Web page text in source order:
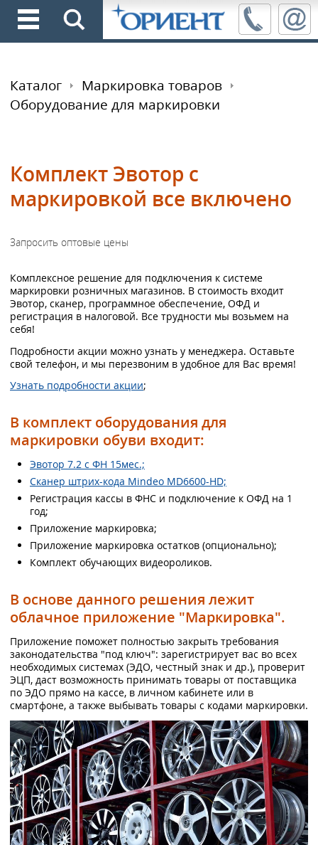
Каталог
Маркировка товаров
Оборудование для маркировки
Комплект Эвотор с
маркировкой все включено
Комплексное решение для подключения к системе
маркировки розничных магазинов. В стоимость входит
Эвотор, сканер, программное обеспечение, ОФД и
регистрация в налоговой. Все трудности мы возьмем на
себя!
Подробности акции можно узнать у менеджера. Оставьте
свой телефон, и мы перезвоним в удобное для Вас время!
Узнать подробности акции;
В комплект оборудования для
маркировки обуви входит:
Эвотор 7.2 с ФН 15мес.;
Сканер штрих-кода Mindeo MD6600-HD;
Регистрация кассы в ФНС и подключение к ОФД на 1
год;
Приложение маркировка;
Приложение маркировка остатков (опционально);
Комплект обучающих видеороликов.
В основе данного решения лежит
облачное приложение "Маркировка".
Приложение поможет полностью закрыть требования
законодательства "под ключ": зарегистрирует вас во всех
необходимых системах (ЭДО, честный знак и др.), проверит
ЭЦП, даст возможность принимать товары от поставщика
по ЭДО прямо на кассе, в личном кабинете или в
смартфоне, а также выбывать товары с кодами маркировки.